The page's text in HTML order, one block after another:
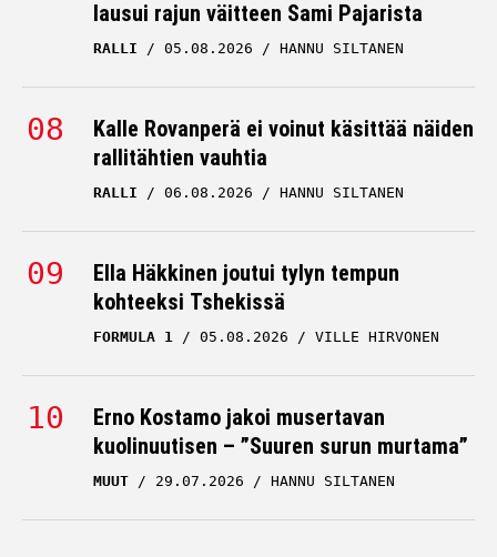
lausui rajun väitteen Sami Pajarista
RALLI 05.08.2026 HANNU SILTANEN
Kalle Rovanperä ei voinut käsittää näiden
rallitähtien vauhtia
RALLI 06.08.2026 HANNU SILTANEN
Ella Häkkinen joutui tylyn tempun
kohteeksi Tshekissä
FORMULA 1 05.08.2026 VILLE HIRVONEN
Erno Kostamo jakoi musertavan
kuolinuutisen – ”Suuren surun murtama”
MUUT 29.07.2026 HANNU SILTANEN